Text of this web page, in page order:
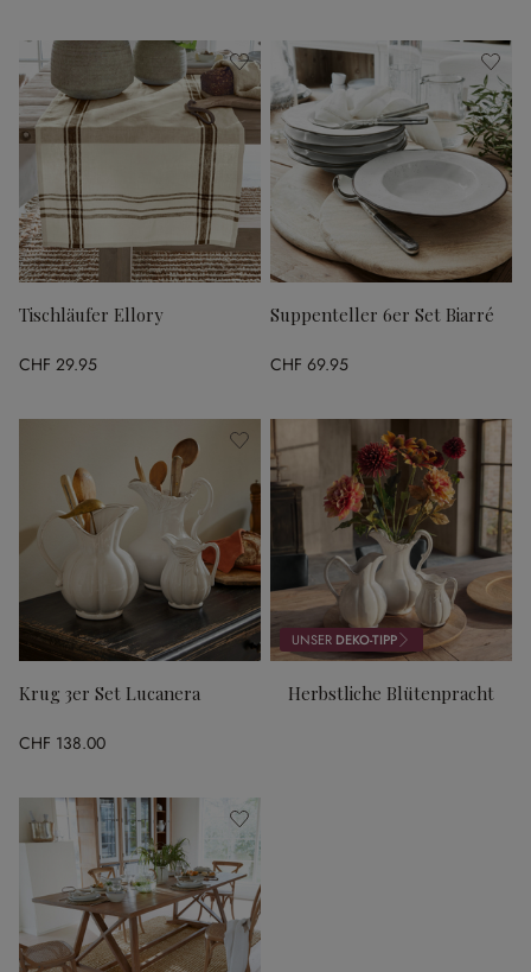
Tischläufer Ellory
CHF 29.95
Suppenteller 6er Set Biarré
CHF 69.95
Krug 3er Set Lucanera
CHF 138.00
UNSER DEKO-TIPP
Herbstliche Blütenpracht